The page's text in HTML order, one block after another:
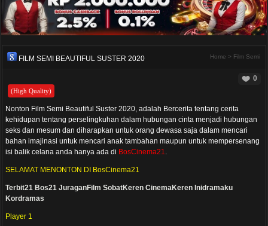
FILM SEMI BEAUTIFUL SUSTER 2020 Home > Film Semi
0
(High Quality)
Nonton Film Semi Beautiful Suster 2020, adalah Bercerita tentang cerita
kehidupan tentang perselingkuhan dalam hubungan cinta menjadi hubungan
seks dan mesum dan diharapkan untuk orang dewasa saja dalam mencari
bahan imajinasi untuk mencari anak tambahan maupun untuk mempersenang
isi balik celana anda hanya ada di BosCinema21.
SELAMAT MENONTON DI BosCinema21
Terbit21 Bos21 JuraganFilm SobatKeren CinemaKeren Inidramaku
Kordramas
Player 1